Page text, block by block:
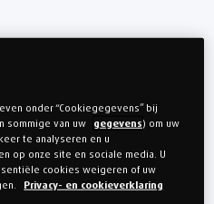
droombed
moet uw bed zijn? Het
grote ontwerpvrijheid met een
en voetdessins. Zo kunt
onder “Cookiegegevens” bij
sommige van uw
gegevens) om uw
te analyseren en u
op onze site en sociale media. U
cookies weigeren of uw
Privacy- en cookieverklaring